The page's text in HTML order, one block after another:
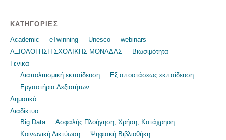
KΑΤΗΓΟΡΊΕΣ
Academic eTwinning Unesco
webinars
ΑΞΙΟΛΟΓΗΣΗ ΣΧΟΛΙΚΗΣ ΜΟΝΑΔΑΣ
Βιωσιμότητα
Γενικά
Διαπολιτισμική εκπαίδευση
Εξ αποστάσεως εκπαίδευση
Εργαστήρια Δεξιοτήτων
Δημοτικό
Διαδίκτυο
Big Data
Ασφαλής Πλοήγηση, Χρήση, Κατάχρηση
Κοινωνική Δικτύωση
Ψηφιακή Βιβλιοθήκη